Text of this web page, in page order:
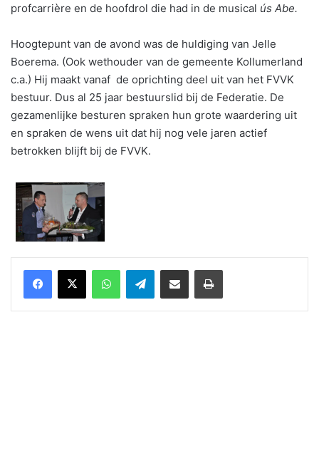
profcarrière en de hoofdrol die had in de musical ús Abe.
Hoogtepunt van de avond was de huldiging van Jelle
Boerema. (Ook wethouder van de gemeente Kollumerland
c.a.) Hij maakt vanaf de oprichting deel uit van het FVVK
bestuur. Dus al 25 jaar bestuurslid bij de Federatie. De
gezamenlijke besturen spraken hun grote waardering uit
en spraken de wens uit dat hij nog vele jaren actief
betrokken blijft bij de FVVK.
WhatsAppTelegramDelen via Email Print